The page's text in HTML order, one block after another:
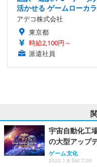
活かせる ゲームローカ
アデコ株式会社
東京都
時給2,100円～
派遣社員
宇宙自動化工
の大型アップ
ゲーム文化
2022.1.8 Sat 7:00